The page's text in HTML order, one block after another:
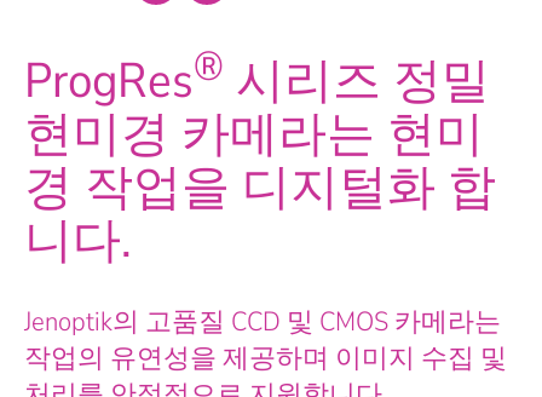
ProgRes® 시리즈 정밀
현미경 카메라는 현미
경 작업을 디지털화 합
니다.
Jenoptik의 고품질 CCD 및 CMOS 카메라는
작업의 유연성을 제공하며 이미지 수집 및